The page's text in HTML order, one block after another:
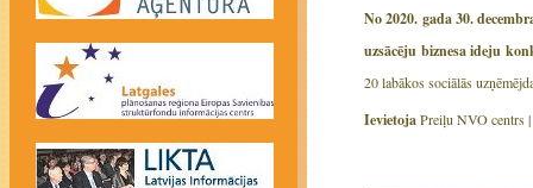
No 2020. gada 30.
uzsācēju biznesa ideju
20 labākos sociālās
IevietojaPreiļu NVO centrs |